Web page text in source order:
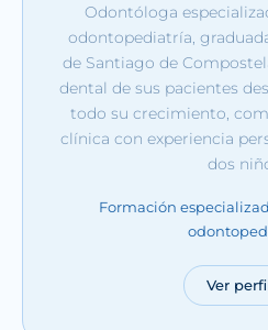
Odontóloga
odontopediatría,
de Santiago de
dental de sus pacientes
todo su crecimiento,
clínica con experiencia
dos
Formación
Ver